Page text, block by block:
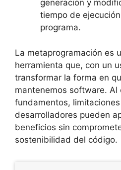
generación y
tiempo de
programa.
La metaprogramación es
herramienta que, con un
transformar la forma en
mantenemos software. Al
fundamentos,
desarrolladores pueden
beneficios sin
sostenibilidad del código.